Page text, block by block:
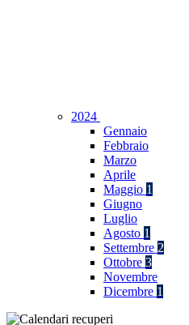
2024
Gennaio
Febbraio
Marzo
Aprile
Maggio 1
Giugno
Luglio
Agosto 1
Settembre 2
Ottobre 3
Novembre
Dicembre 1